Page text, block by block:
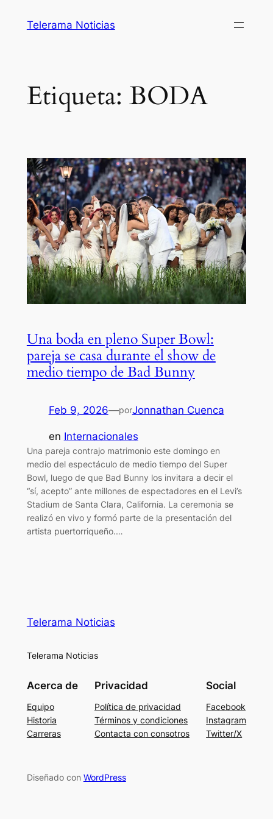
Telerama Noticias
Etiqueta: BODA
Una boda en pleno Super Bowl:
pareja se casa durante el show de
medio tiempo de Bad Bunny
Feb 9, 2026—porJonnathan Cuenca
en Internacionales
Una pareja contrajo matrimonio este domingo en
medio del espectáculo de medio tiempo del Super
Bowl, luego de que Bad Bunny los invitara a decir el
“sí, acepto” ante millones de espectadores en el Levi’s
Stadium de Santa Clara, California. La ceremonia se
realizó en vivo y formó parte de la presentación del
artista puertorriqueño.…
Telerama Noticias
Telerama Noticias
Acerca de
Equipo
Historia
Carreras
Privacidad
Política de privacidad
Términos y condiciones
Contacta con consotros
Social
Facebook
Instagram
Twitter/X
Diseñado con WordPress